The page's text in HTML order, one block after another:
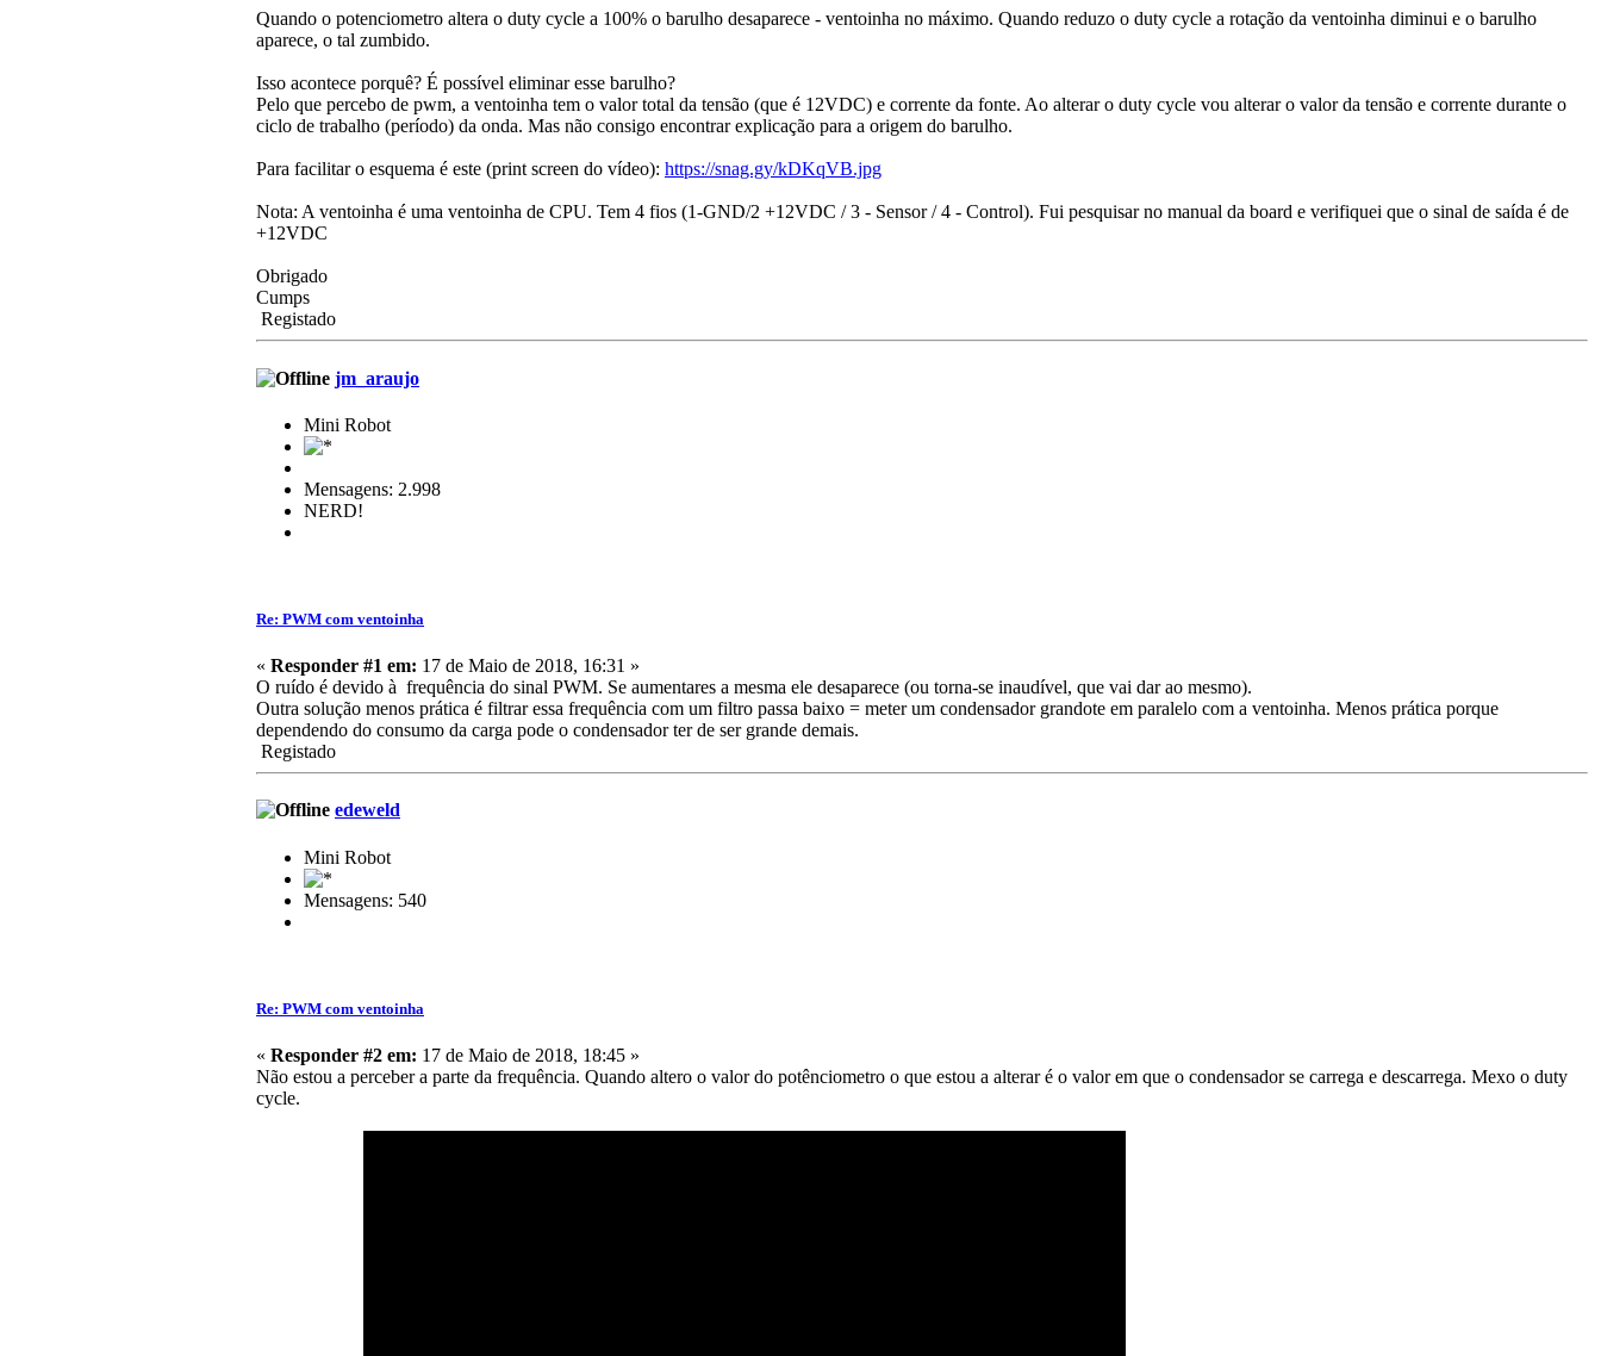
Quando o potenciometro altera o duty cycle a 100% o barulho desaparece - ventoinha no máximo. Quando reduzo o duty cycle a rotação da ventoinha diminui e o barulho
aparece, o tal zumbido.
Isso acontece porquê? É possível eliminar esse barulho?
Pelo que percebo de pwm, a ventoinha tem o valor total da tensão (que é 12VDC) e corrente da fonte. Ao alterar o duty cycle vou alterar o valor da tensão e corrente durante o
ciclo de trabalho (período) da onda. Mas não consigo encontrar explicação para a origem do barulho.
Para facilitar o esquema é este (print screen do vídeo): https://snag.gy/kDKqVB.jpg
Nota: A ventoinha é uma ventoinha de CPU. Tem 4 fios (1-GND/2 +12VDC / 3 - Sensor / 4 - Control). Fui pesquisar no manual da board e verifiquei que o sinal de saída é de
+12VDC
Obrigado
Cumps
Registado
jm_araujo
Mini Robot
Mensagens: 2.998
NERD!
Re: PWM com ventoinha
« Responder #1 em: 17 de Maio de 2018, 16:31 »
O ruído é devido à frequência do sinal PWM. Se aumentares a mesma ele desaparece (ou torna-se inaudível, que vai dar ao mesmo).
Outra solução menos prática é filtrar essa frequência com um filtro passa baixo = meter um condensador grandote em paralelo com a ventoinha. Menos prática porque
dependendo do consumo da carga pode o condensador ter de ser grande demais.
Registado
edeweld
Mini Robot
Mensagens: 540
Re: PWM com ventoinha
« Responder #2 em: 17 de Maio de 2018, 18:45 »
Não estou a perceber a parte da frequência. Quando altero o valor do potênciometro o que estou a alterar é o valor em que o condensador se carrega e descarrega. Mexo o duty
cycle.